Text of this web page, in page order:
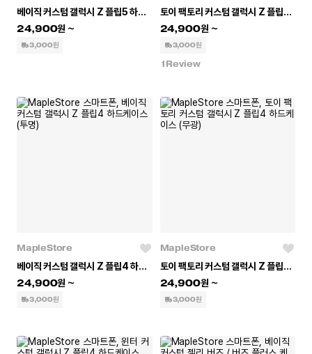
베이직 커스텀 갤럭시 Z 플립5 하드케이스 (투명)
24,900
3,000원
토이 팩토리 커스텀 갤럭시 Z 플립4 젤리케이스 (투명)
24,900
3,000원
Review
1
MapleStore
베이직 커스텀 갤럭시 Z 플립4 하드케이스 (투명)
24,900
3,000원
MapleStore
토이 팩토리 커스텀 갤럭시 Z 플립4 하드케이스 (무광)
24,900
3,000원